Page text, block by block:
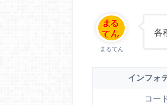
まるてん
各
インフォ
コー